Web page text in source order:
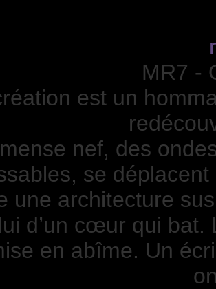
MR7 -
est un
nef, des
se
une architecture
d’un cœur qui
en abîme. Un